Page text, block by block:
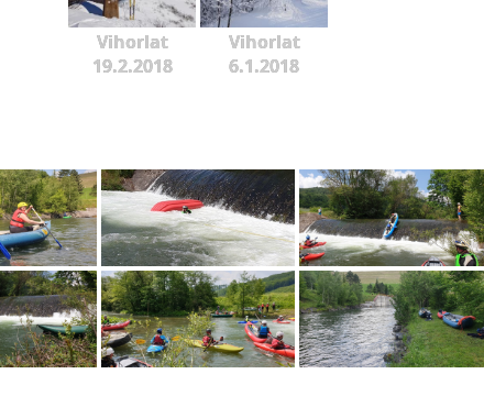
Vihorlat
19.2.2018
Vihorlat
6.1.2018